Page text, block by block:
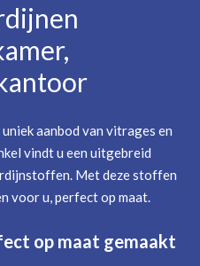
aanbod van vitrages en
vindt u een uitgebreid
Met deze stoffen
voor u, perfect op maat.
op maat gemaakt